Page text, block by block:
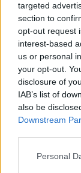
targeted
section to
opt-out request
interest-based
us or personal
your opt-out.
disclosure of
IAB’s list of
also be
Downstream
Please note
Personal
systemene
ikke hvilke
Sydney, men
vi alle har
Geir Skari,